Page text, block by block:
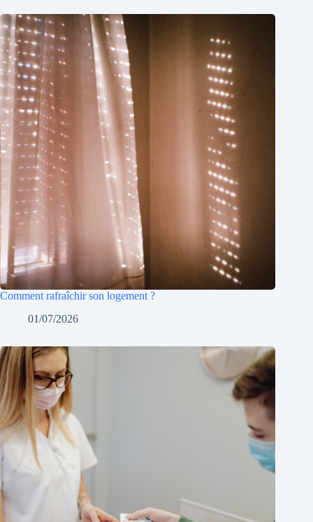
Comment rafraîchir son logement ?
01/07/2026